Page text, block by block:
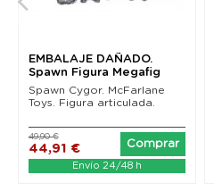
EMBALAJE DAÑADO.
Spawn Figura Megafig
Cygor 30 cm
Spawn Cygor. McFarlane
Toys. Figura articulada.
44,91 €
49,90 €
Comprar
Envío 24/48 h